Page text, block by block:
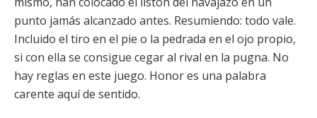
punto jamás alcanzado antes. Resumiendo: todo vale.
Incluido el tiro en el pie o la pedrada en el ojo propio,
si con ella se consigue cegar al rival en la pugna. No
hay reglas en este juego. Honor es una palabra
carente aquí de sentido.